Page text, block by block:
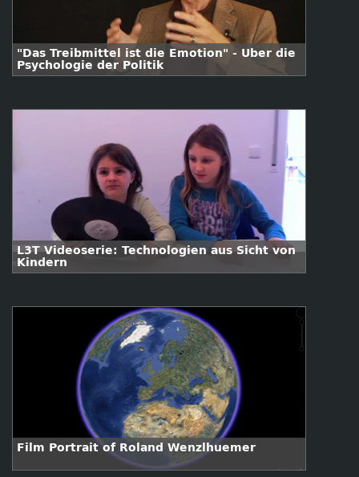
"Das Treibmittel ist die Emotion" - Über die
Psychologie der Politik
L3T Videoserie: Technologien aus Sicht von
Kindern
Film Portrait of Roland Wenzlhuemer